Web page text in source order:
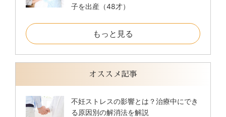
子を出産（48才）
もっと見る
オススメ記事
不妊ストレスの影響とは？治療中にでき
る原因別の解消法を解説